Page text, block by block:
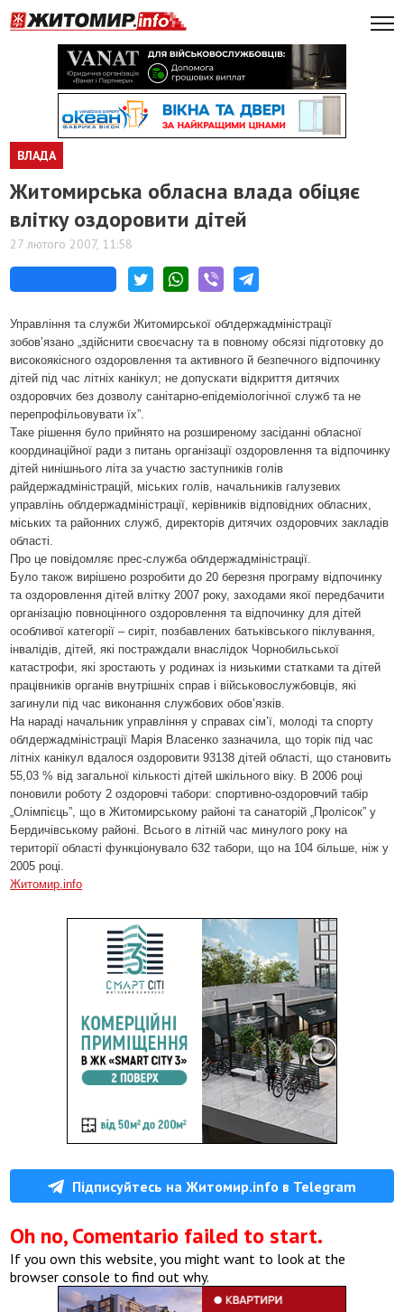
ВЛАДА
Житомирська обласна влада обіцяє
влітку оздоровити дітей
27 лютого 2007, 11:58
Управління та служби Житомирської облдержадміністрації
зобов’язано „здійснити своєчасну та в повному обсязі підготовку до
високоякісного оздоровлення та активного й безпечного відпочинку
дітей під час літніх канікул; не допускати відкриття дитячих
оздоровчих без дозволу санітарно-епідеміологічної служб та не
перепрофільовувати їх”.
Таке рішення було прийнято на розширеному засіданні обласної
координаційної ради з питань організації оздоровлення та відпочинку
дітей нинішнього літа за участю заступників голів
райдержадміністрацій, міських голів, начальників галузевих
управлінь облдержадміністрації, керівників відповідних обласних,
міських та районних служб, директорів дитячих оздоровчих закладів
області.
Про це повідомляє прес-служба облдержадміністрації.
Було також вирішено розробити до 20 березня програму відпочинку
та оздоровлення дітей влітку 2007 року, заходами якої передбачити
організацію повноцінного оздоровлення та відпочинку для дітей
особливої категорії – сиріт, позбавлених батьківського піклування,
інвалідів, дітей, які постраждали внаслідок Чорнобильської
катастрофи, які зростають у родинах із низькими статками та дітей
працівників органів внутрішніх справ і військовослужбовців, які
загинули під час виконання службових обов’язків.
На нараді начальник управління у справах сім’ї, молоді та спорту
облдержадміністрації Марія Власенко зазначила, що торік під час
літніх канікул вдалося оздоровити 93138 дітей області, що становить
55,03 % від загальної кількості дітей шкільного віку. В 2006 році
поновили роботу 2 оздоровчі табори: спортивно-оздоровчий табір
„Олімпієць”, що в Житомирському районі та санаторій „Пролісок” у
Бердичівському районі. Всього в літній час минулого року на
території області функціонувало 632 табори, що на 104 більше, ніж у
2005 році.
Житомир.info
Підписуйтесь на Житомир.info в Telegram
Oh no, Comentario failed to start.
If you own this website, you might want to look at the
browser console to find out why.